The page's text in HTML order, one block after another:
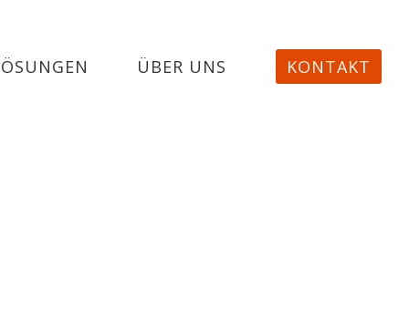
ÜBER UNS KONTAKT